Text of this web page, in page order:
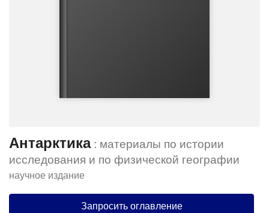
Антарктика: материалы по истории
исследования и по физической географии
научное издание
Запросить оглавление